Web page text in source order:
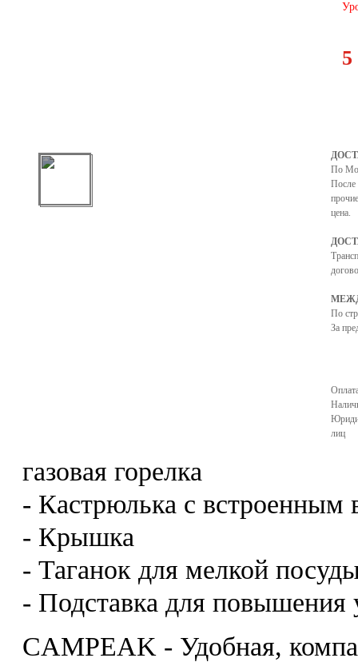
5
По
После
цена.
По
За
лиц
газовая горелка
- Кастрюлька с встроенным
- Крышка
- Таганок для мелкой
- Подставка для повышения
CAMPEAK - Удобная,